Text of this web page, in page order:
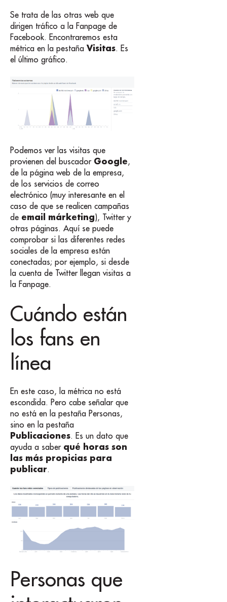
Se trata de las otras web que
dirigen tráfico a la Fanpage de
Facebook. Encontraremos esta
métrica en la pestaña Visitas. Es
el último gráfico.
Podemos ver las visitas que
provienen del buscador Google,
de la página web de la empresa,
de los servicios de correo
electrónico (muy interesante en el
caso de que se realicen campañas
de email márketing), Twitter y
otras páginas. Aquí se puede
comprobar si las diferentes redes
sociales de la empresa están
conectadas; por ejemplo, si desde
la cuenta de Twitter llegan visitas a
la Fanpage.
Cuándo están
los fans en
línea
En este caso, la métrica no está
escondida. Pero cabe señalar que
no está en la pestaña Personas,
sino en la pestaña
Publicaciones. Es un dato que
ayuda a saber qué horas son
las más propicias para
publicar.
Personas que